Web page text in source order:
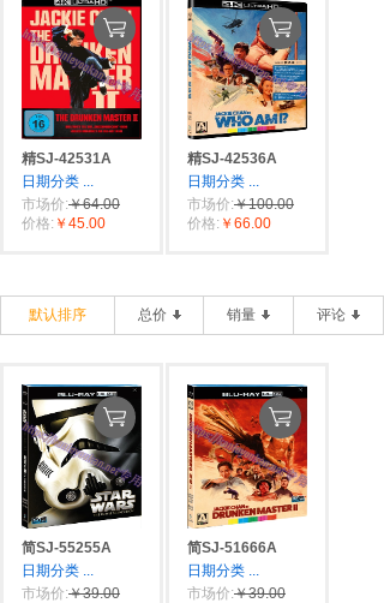
精SJ-42531A
日期分类 ...
市场价:￥64.00
价格: ￥45.00
精SJ-42536A
日期分类 ...
市场价:￥100.00
价格: ￥66.00
默认排序 总价 销量 评论
简SJ-55255A
日期分类 ...
市场价:￥39.00
简SJ-51666A
日期分类 ...
市场价:￥39.00